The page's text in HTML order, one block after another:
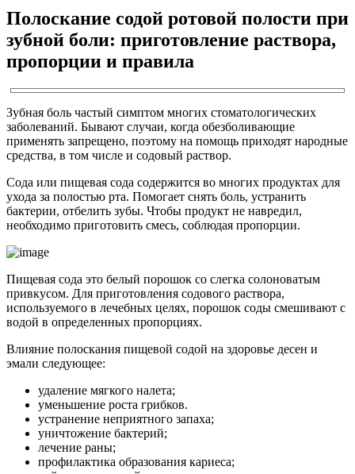
Полоскание содой ротовой полости при
зубной боли: приготовление раствора,
пропорции и правила
Зубная боль частый симптом многих стоматологических
заболеваний. Бывают случаи, когда обезболивающие
применять запрещено, поэтому на помощь приходят народные
средства, в том числе и содовый раствор.
Сода или пищевая сода содержится во многих продуктах для
ухода за полостью рта. Помогает снять боль, устранить
бактерии, отбелить зубы. Чтобы продукт не навредил,
необходимо приготовить смесь, соблюдая пропорции.
Пищевая сода это белый порошок со слегка солоноватым
привкусом. Для приготовления содового раствора,
используемого в лечебных целях, порошок соды смешивают с
водой в определенных пропорциях.
Влияние полоскания пищевой содой на здоровье десен и
эмали следующее:
удаление мягкого налета;
уменьшение роста грибков.
устранение неприятного запаха;
уничтожение бактерий;
лечение раны;
профилактика образования кариеса;